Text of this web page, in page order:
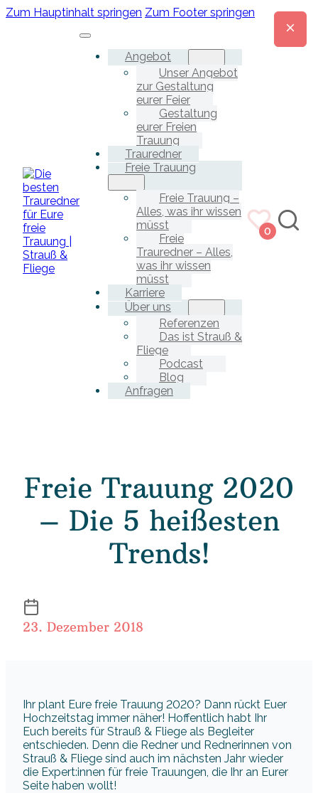
Zum Hauptinhalt springen Zum Footer springen
Angebot
Unser Angebot
zur Gestaltung
eurer Feier
Gestaltung
eurer Freien
Trauung
Trauredner
Freie Trauung
Freie Trauung –
Alles, was ihr wissen
müsst
Freie
Trauredner – Alles,
was ihr wissen
müsst
Karriere
Über uns
Referenzen
Das ist Strauß &
Fliege
Podcast
Blog
Anfragen
0
Freie Trauung 2020
– Die 5 heißesten
Trends!
23. Dezember 2018
Ihr plant Eure freie Trauung 2020? Dann rückt Euer
Hochzeitstag immer näher! Hoffentlich habt Ihr
Euch bereits für Strauß & Fliege als Begleiter
entschieden. Denn die Redner und Rednerinnen von
Strauß & Fliege sind auch im nächsten Jahr wieder
die Expert:innen für freie Trauungen, die Ihr an Eurer
Seite haben wollt!